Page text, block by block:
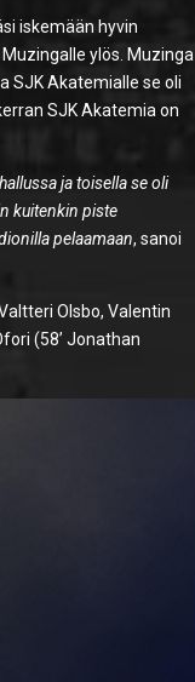
iskemään hyvin
ylös. Muzinga
SJK Akatemialle se oli
SJK Akatemia on
ja toisella se oli
kuitenkin piste
pelaamaan, sanoi
Olsbo, Valentin
(58’ Jonathan